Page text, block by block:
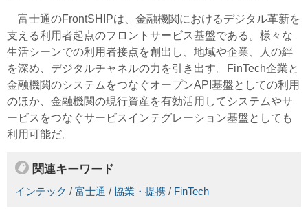
富士通のFrontSHIPは、金融機関におけるデジタル革新を
支える利用者起点のフロントサービス基盤である。様々な
生活シーンでの利用者接点を創出し、地域や企業、人の絆
を深め、デジタルチャネルの力を引き出す。FinTech企業と
金融機関のシステムをつなぐオープンAPI基盤としての利用
のほか、金融機関の現行資産を有効活用してシステムやサ
ービスをつなぐサービスインテグレーション基盤としても
利用可能だ。
関連キーワード
インテック / 富士通 / 協業・提携 / FinTech